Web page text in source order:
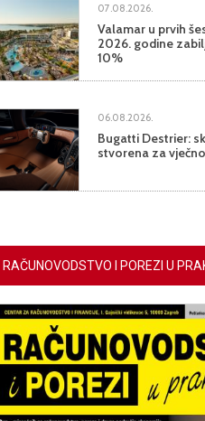
07.08.2026.
Valamar u prvih
2026. godine
10%
06.08.2026.
Bugatti Destrier:
stvorena za
RAČUNOVODSTVO I POREZI U